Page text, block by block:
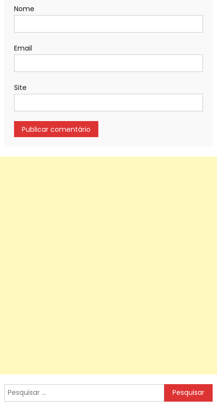
Nome
Email
Site
Pesquisar
por: